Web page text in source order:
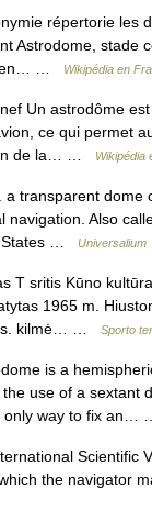
répertorie les
Astrodome, stade
en… …
Wikipédia en
Un astrodôme
ce qui permet
de la… …
Wikipédia
transparent dome
Also
States …
Universalium
T sritis Kūno
1965 m.
kilmė… …
Sporto
is a
use of a sextant
only way to fix
Scientific
the navigator